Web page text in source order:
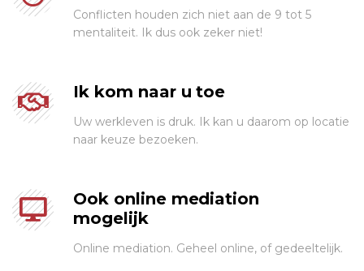
Conflicten houden zich niet aan de 9 tot 5
mentaliteit. Ik dus ook zeker niet!
Ik kom naar u toe
Uw werkleven is druk. Ik kan u daarom op locatie
naar keuze bezoeken.
Ook online mediation
mogelijk
Online mediation. Geheel online, of gedeeltelijk.